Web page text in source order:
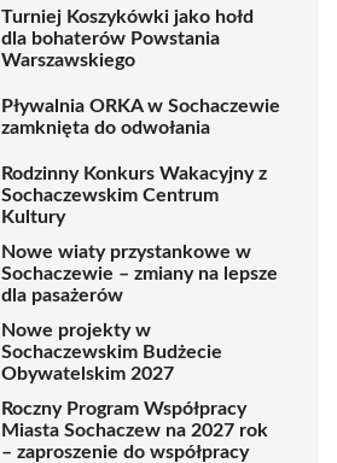
Turniej Koszykówki jako hołd
dla bohaterów Powstania
Warszawskiego
Pływalnia ORKA w Sochaczewie
zamknięta do odwołania
Rodzinny Konkurs Wakacyjny z
Sochaczewskim Centrum
Kultury
Nowe wiaty przystankowe w
Sochaczewie – zmiany na lepsze
dla pasażerów
Nowe projekty w
Sochaczewskim Budżecie
Obywatelskim 2027
Roczny Program Współpracy
Miasta Sochaczew na 2027 rok
– zaproszenie do współpracy